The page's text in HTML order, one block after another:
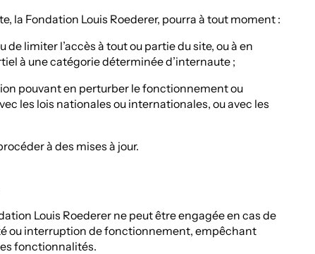
la Fondation Louis Roederer, pourra à tout moment :
limiter l’accès à tout ou partie du site, ou à en
à une catégorie déterminée d’internaute ;
pouvant en perturber le fonctionnement ou
les lois nationales ou internationales, ou avec les
à des mises à jour.
Louis Roederer ne peut être engagée en cas de
ou interruption de fonctionnement, empêchant
fonctionnalités.